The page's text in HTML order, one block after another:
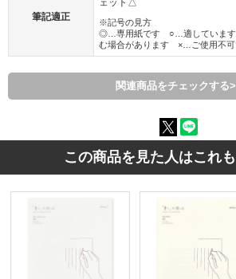
筆記適正
ェット△
※記号の見方
◎…専用紙です ○…適していま
む場合があります ×…ご使用不可
関連商品をチェックする
この商品を見た人はこれ